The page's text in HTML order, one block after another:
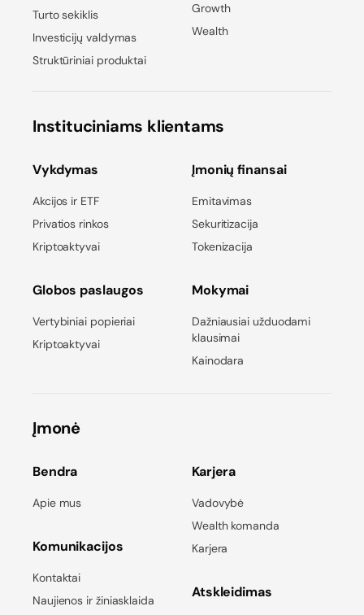
Turto sekiklis
Investicijų valdymas
Struktūriniai produktai
Growth
Wealth
Instituciniams klientams
Vykdymas
Akcijos ir ETF
Privatios rinkos
Kriptoaktyvai
Globos paslaugos
Vertybiniai popieriai
Kriptoaktyvai
Įmonių finansai
Emitavimas
Sekuritizacija
Tokenizacija
Mokymai
Dažniausiai užduodami
klausimai
Kainodara
Įmonė
Bendra
Apie mus
Komunikacijos
Kontaktai
Naujienos ir žiniasklaida
Karjera
Vadovybė
Wealth komanda
Karjera
Atskleidimas